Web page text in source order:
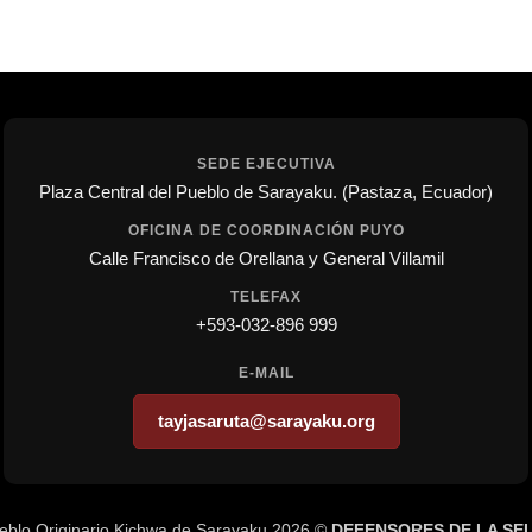
SEDE EJECUTIVA
Plaza Central del Pueblo de Sarayaku. (Pastaza, Ecuador)
OFICINA DE COORDINACIÓN PUYO
Calle Francisco de Orellana y General Villamil
TELEFAX
+593-032-896 999
E-MAIL
tayjasaruta@sarayaku.org